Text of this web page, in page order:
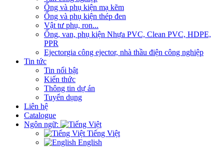
Ống và phụ kiện mạ kẽm
Ống và phụ kiện thép đen
Vật tư phụ, ron...
Ống, van, phụ kiện Nhựa PVC, Clean PVC, HDPE,
PPR
Ejectorgia công ejector, nhà thầu điện công nghiệp
Tin tức
Tin nổi bật
Kiến thức
Thông tin dự án
Tuyển dụng
Liên hệ
Catalogue
Ngôn ngữ:
Tiếng Việt
English